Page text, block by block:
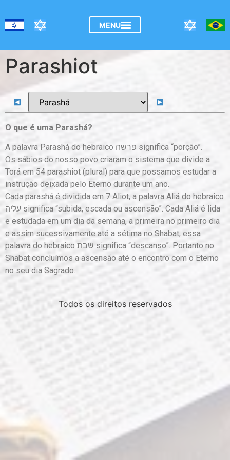
Parashiot
O que é uma Parashá?
A palavra Parashá do hebraico פרשה significa “porção”.
Os sábios do nosso povo criaram o sistema que divide a
Torá em 54 parashiot (plural) para que possamos estudar a
instrução deixada pelo Eterno durante um ano.
Cada parashá é dividida em 7 Aliot, a palavra Aliá do hebraico
עליה significa “subida, escada ou ascensão”. Cada Aliá é lida
e estudada em um dia da semana, a primeira no primeiro dia
e assim sucessivamente até a sétima no Shabat, essa
palavra do hebraico שבת significa “descanso”. Portanto no
Shabat concluímos a ascensão até o encontro com o Eterno
no seu dia Sagrado.
Todos os direitos reservados